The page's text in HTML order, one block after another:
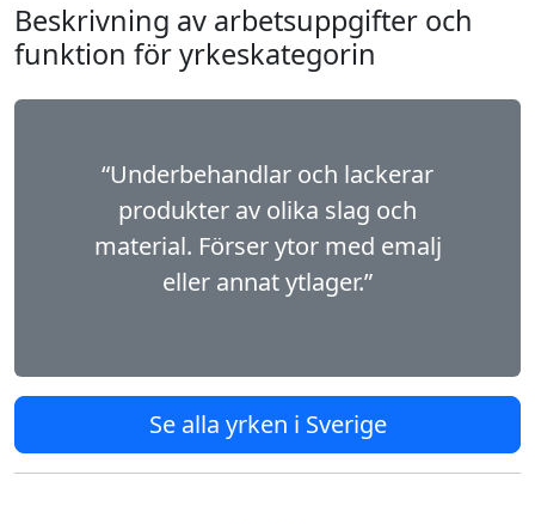
Beskrivning av arbetsuppgifter och
funktion för yrkeskategorin
“Underbehandlar och lackerar
produkter av olika slag och
material. Förser ytor med emalj
eller annat ytlager.”
Se alla yrken i Sverige